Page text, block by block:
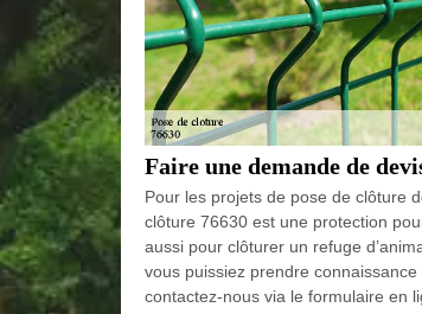
Faire une demande de
Pour les projets de pose de clôture
clôture 76630 est une protection
aussi pour clôturer un refuge
vous puissiez prendre
contactez-nous via le formulaire en